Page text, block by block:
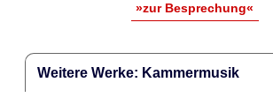
»zur Besprechung«
Weitere Werke: Kammermusik